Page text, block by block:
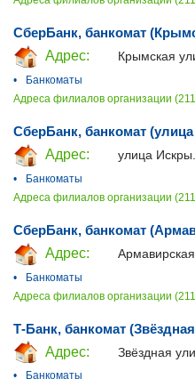
СберБанк, банкомат
Адрес:
Крымская
•
Банкоматы
Адреса филиалов организации
СберБанк, банкомат
Адрес:
улица Искры...
•
Банкоматы
Адреса филиалов организации
СберБанк, банкомат
Адрес:
Армавирская
•
Банкоматы
Адреса филиалов организации
Т-Банк, банкомат
Адрес:
Звёздная
•
Банкоматы